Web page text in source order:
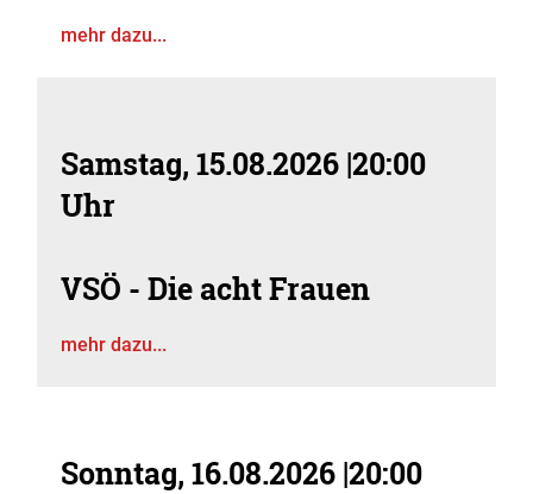
mehr dazu...
Samstag, 15.08.2026 |20:00
Uhr
VSÖ - Die acht Frauen
mehr dazu...
Sonntag, 16.08.2026 |20:00